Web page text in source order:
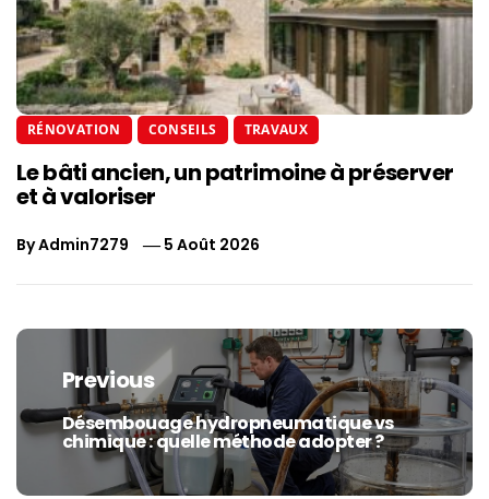
RÉNOVATION CONSEILS TRAVAUX
Le bâti ancien, un patrimoine à préserver
et à valoriser
ByAdmin7279 5 Août 2026
Navigation
l’article
Previous
Previous
post:
Désembouage hydropneumatique vs
chimique : quelle méthode adopter ?